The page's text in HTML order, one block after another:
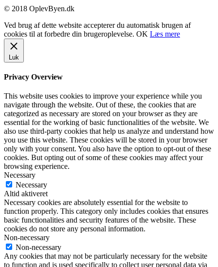
© 2018 OplevByen.dk
Ved brug af dette website accepterer du automatisk brugen af
cookies til at forbedre din brugeroplevelse. OK Læs mere
Luk
Privacy Overview
This website uses cookies to improve your experience while you
navigate through the website. Out of these, the cookies that are
categorized as necessary are stored on your browser as they are
essential for the working of basic functionalities of the website. We
also use third-party cookies that help us analyze and understand how
you use this website. These cookies will be stored in your browser
only with your consent. You also have the option to opt-out of these
cookies. But opting out of some of these cookies may affect your
browsing experience.
Necessary
Necessary
Altid aktiveret
Necessary cookies are absolutely essential for the website to
function properly. This category only includes cookies that ensures
basic functionalities and security features of the website. These
cookies do not store any personal information.
Non-necessary
Non-necessary
Any cookies that may not be particularly necessary for the website
to function and is used specifically to collect user personal data via